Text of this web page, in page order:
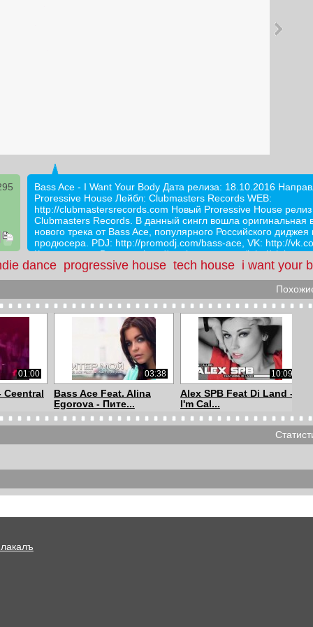
Bass Ace - I Want Your Body Дата релиза: 18.10.2016
Proressive House Лейбл: Clubmasters Records WEB:
http://clubmastersrecords.com Новый Proressive House релиз
Clubmasters Records. В данный сингл вошла оригинальная
нового трека от Bass Ace, популярного Российского диджея
продюсера. PDJ: http://promodj.com/bass-ace, VK: http://
Купить релиз: Beatport: http://pro.beatport.com/label/
records/21516 iTunes: https://itunes.apple.com/ru/album/i-
http://www.junodownload.com/labels/Clubmasters/releases
#ProgressiveHouse #TechHouse #IndieDance #House
#ClubmastersRecords #BassAce #IWantYourBody
dance progressive house tech house i want your
01:00
Ceentral
03:38
Bass Ace Feat. Alina
Egorova - Пите...
10:09
Alex SPB Feat Di Land -
I'm Cal...
02:51
& Fairy
03:52
Elenski - Watch Out
03:31
Tatiana Zybina - Finally